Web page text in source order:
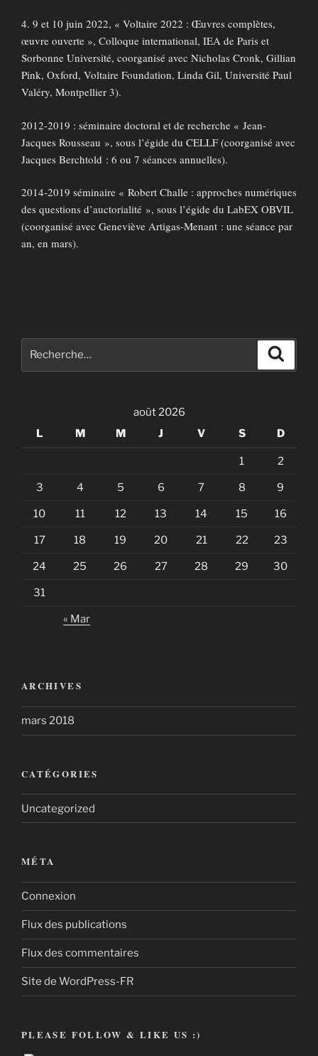
4. 9 et 10 juin 2022, « Voltaire 2022 : Œuvres complètes,
œuvre ouverte », Colloque international, IEA de Paris et
Sorbonne Université, coorganisé avec Nicholas Cronk, Gillian
Pink, Oxford, Voltaire Foundation, Linda Gil, Université Paul
Valéry, Montpellier 3).
2012-2019 : séminaire doctoral et de recherche « Jean-
Jacques Rousseau », sous l’égide du CELLF (coorganisé avec
Jacques Berchtold : 6 ou 7 séances annuelles).
2014-2019 séminaire « Robert Challe : approches numériques
des questions d’auctorialité », sous l’égide du LabEX OBVIL
(coorganisé avec Geneviève Artigas-Menant : une séance par
an, en mars).
août 2026
L
M M J V S D
1 2
3 4 5 6 7 8 9
10 11 12 13 14 15 16
17 18 19 20 21 22 23
24 25 26 27 28 29 30
31
« Mar
ARCHIVES
mars 2018
CATÉGORIES
Uncategorized
MÉTA
Connexion
Flux des publications
Flux des commentaires
Site de WordPress-FR
PLEASE FOLLOW & LIKE US :)